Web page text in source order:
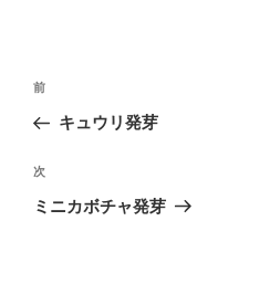
投
ナ
ビ
ゲ
前
の
稿
前
キュウリ発芽
次
の
次
ミニカボチャ発芽